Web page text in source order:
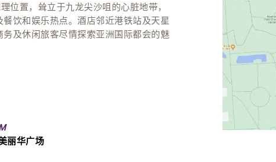
位置，耸立于九龙尖沙咀的心脏地带，
饮和娱乐热点。酒店邻近港铁站及天星
及休闲旅客尽情探索亚洲国际都会的魅
丽华广场